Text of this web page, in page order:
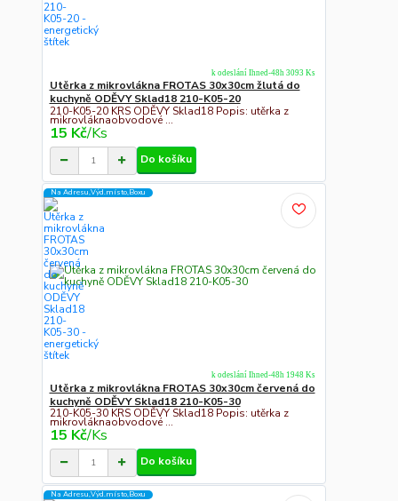
Utěrka z mikrovlákna FROTAS 30x30cm žlutá do
kuchyně ODĚVY Sklad18 210-K05-20
210-K05-20 KRS ODĚVY Sklad18 Popis: utěrka z
mikrovláknaobvodové ...
15 Kč/Ks
k odeslání Ihned-48h 3093 Ks
Do košíku
Na Adresu,Výd.místo,Boxu
Utěrka z mikrovlákna FROTAS 30x30cm červená do
kuchyně ODĚVY Sklad18 210-K05-30
210-K05-30 KRS ODĚVY Sklad18 Popis: utěrka z
mikrovláknaobvodové ...
15 Kč/Ks
k odeslání Ihned-48h 1948 Ks
Do košíku
Na Adresu,Výd.místo,Boxu